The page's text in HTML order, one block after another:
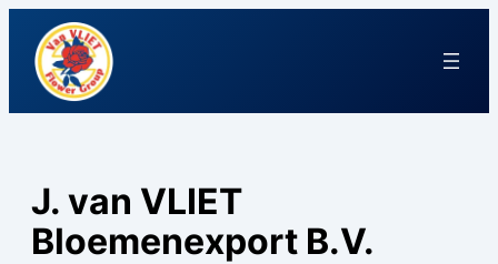
J. van VLIET
Bloemenexport B.V.